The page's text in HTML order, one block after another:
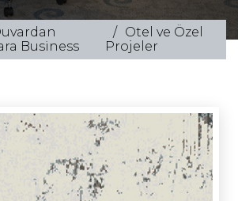
Business
Otel ve Özel
Projeler